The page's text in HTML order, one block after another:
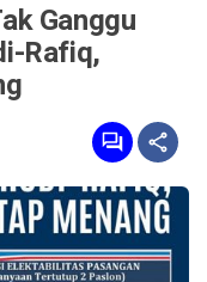
Ganggu
Rafiq,